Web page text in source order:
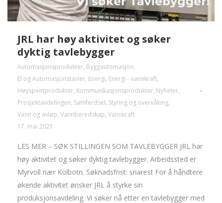
JRL har høy aktivitet og søker
dyktig tavlebygger
Automasjonsprodukter, Byggautomasjon,
El og Automasjonstavler, Energi, Energi - vannkraft,
Høyspentprodukter, Kommunikasjonsprodukter, Nyheter,
Prosjektavdelingen, Samferdsel, Styring og overvåking,
Vann og avløp, Vannberedskap, Vannkraft
17. mai 2021
LES MER – SØK STILLINGEN SOM TAVLEBYGGER JRL har
høy aktivitet og søker dyktig tavlebygger. Arbeidssted er
Myrvoll nær Kolbotn. Søknadsfrist: snarest For å håndtere
økende aktivitet ønsker JRL å styrke sin
produksjonsavdeling. Vi søker nå etter en tavlebygger med